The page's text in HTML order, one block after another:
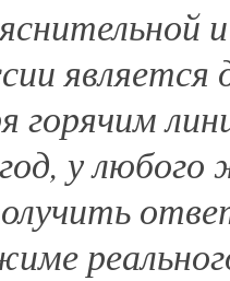
является
горячим
год, у